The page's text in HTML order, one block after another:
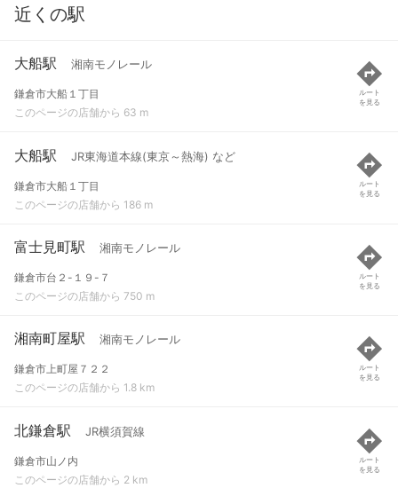
近くの駅
大船駅 湘南モノレール
鎌倉市大船１丁目
このページの店舗から 63 m
ルート
を見る
大船駅 JR東海道本線(東京～熱海) など
鎌倉市大船１丁目
このページの店舗から 186 m
ルート
を見る
富士見町駅 湘南モノレール
鎌倉市台２-１９-７
このページの店舗から 750 m
ルート
を見る
湘南町屋駅 湘南モノレール
鎌倉市上町屋７２２
このページの店舗から 1.8 km
ルート
を見る
北鎌倉駅 JR横須賀線
鎌倉市山ノ内
このページの店舗から 2 km
ルート
を見る